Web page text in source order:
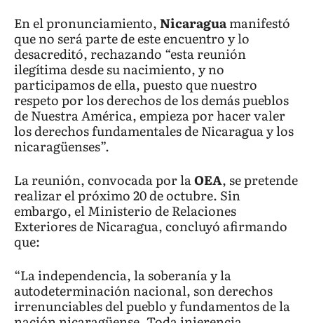
En el pronunciamiento,Nicaraguamanifestó
que no será parte de este encuentro y lo
desacreditó, rechazando “esta reunión
ilegítima desde su nacimiento, y no
participamos de ella, puesto que nuestro
respeto por los derechos de los demás pueblos
de Nuestra América, empieza por hacer valer
los derechos fundamentales de Nicaragua y los
nicaragüenses”.
La reunión, convocada por laOEA, se pretende
realizar el próximo 20 de octubre. Sin
embargo, el Ministerio de Relaciones
Exteriores de Nicaragua, concluyó afirmando
que:
“La independencia, la soberanía y la
autodeterminación nacional, son derechos
irrenunciables del pueblo y fundamentos de la